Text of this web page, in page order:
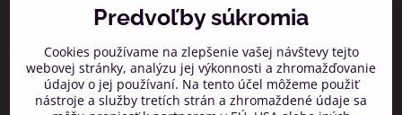
Pridajte sa k nám
Facebook Instagram
Prihlásiť na odber noviniek
Predvoľby súkromia
Cookies používame na zlepšenie vašej návštevy tejto
webovej stránky, analýzu jej výkonnosti a zhromažďovanie
údajov o jej používaní. Na tento účel môžeme použiť
nástroje a služby tretích strán a zhromaždené údaje sa